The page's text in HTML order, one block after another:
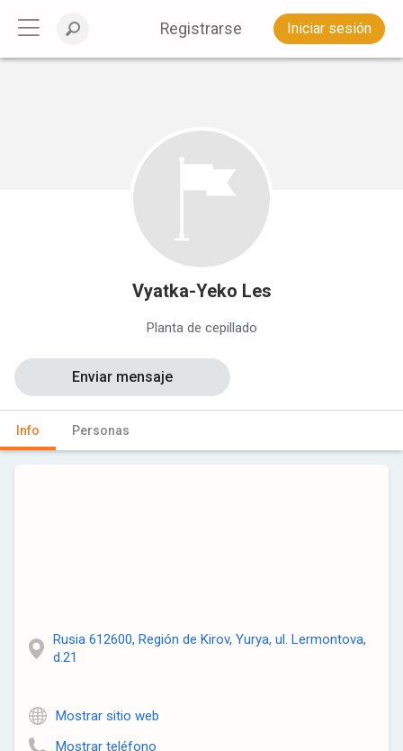
Registrarse Iniciar sesión
Vyatka-Yeko Les
Planta de cepillado
Info Personas
Enviar mensaje
Rusia 612600, Región de Kirov, Yurya, ul. Lermontova,
d.21
Mostrar sitio web
Mostrar teléfono